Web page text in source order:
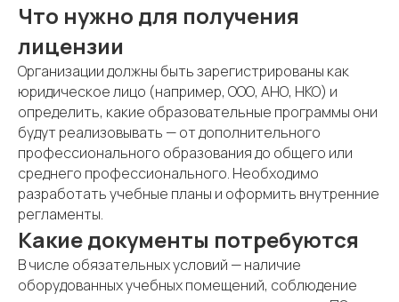
Что нужно для получения
лицензии
Организации должны быть зарегистрированы как
юридическое лицо (например, ООО, АНО, НКО) и
определить, какие образовательные программы они
будут реализовывать — от дополнительного
профессионального образования до общего или
среднего профессионального. Необходимо
разработать учебные планы и оформить внутренние
регламенты.
Какие документы потребуются
В числе обязательных условий — наличие
оборудованных учебных помещений, соблюдение